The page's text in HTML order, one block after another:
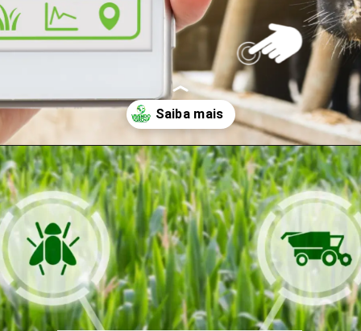
Opening https://vivendoagro.com.br/pecuaria-conheca-as-vantagens-em-usar-tecnologia-no-campo.html